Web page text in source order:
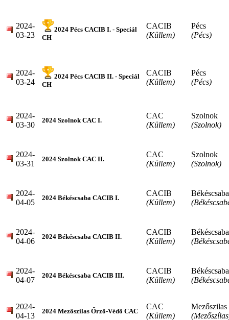
2024-
03-23
2024 Pécs CACIB I. - Speciál
CH
CACIB
(Küllem)
Pécs
(Pécs)
2024-
03-24
2024 Pécs CACIB II. - Speciál
CH
CACIB
(Küllem)
Pécs
(Pécs)
2024-
03-30
2024 Szolnok CAC I.
CAC
(Küllem)
Szolnok
(Szolnok)
2024-
03-31
2024 Szolnok CAC II.
CAC
(Küllem)
Szolnok
(Szolnok)
2024-
04-05
2024 Békéscsaba CACIB I.
CACIB
(Küllem)
Békéscsaba
2024-
04-06
2024 Békéscsaba CACIB II.
CACIB
(Küllem)
Békéscsaba
2024-
04-07
2024 Békéscsaba CACIB III.
CACIB
(Küllem)
Békéscsaba
2024-
04-13
2024 Mezőszilas Őrző-Védő CAC
CAC
(Küllem)
Mezőszilas